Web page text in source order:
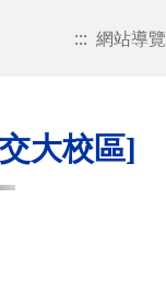
::: 網站導覽
大校區]